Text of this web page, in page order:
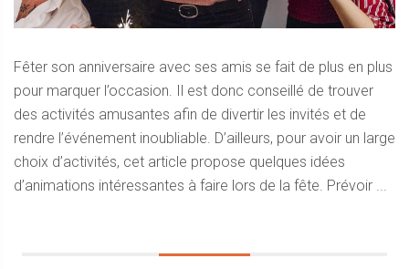
Fêter son anniversaire avec ses amis se fait de plus en plus
pour marquer l’occasion. Il est donc conseillé de trouver
des activités amusantes afin de divertir les invités et de
rendre l’événement inoubliable. D’ailleurs, pour avoir un large
choix d’activités, cet article propose quelques idées
d’animations intéressantes à faire lors de la fête. Prévoir ...